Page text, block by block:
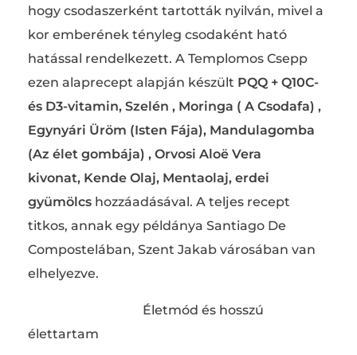
hogy csodaszerként tartották nyilván, mivel a
kor emberének tényleg csodaként ható
hatással rendelkezett. A Templomos Csepp
ezen alaprecept alapján készült PQQ + Q10C-
és D3-vitamin, Szelén , Moringa ( A Csodafa) ,
Egynyári Üröm (Isten Fája), Mandulagomba
(Az élet gombája) , Orvosi Aloë Vera
kivonat, Kende Olaj, Mentaolaj, erdei
gyümölcs hozzáadásával. A teljes recept
titkos, annak egy példánya Santiago De
Compostelában, Szent Jakab városában van
elhelyezve.
Életmód és hosszú
élettartam